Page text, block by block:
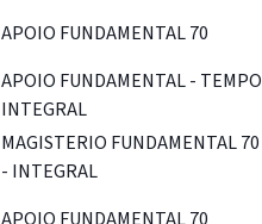
APOIO FUNDAMENTAL 70
APOIO FUNDAMENTAL - TEMPO
INTEGRAL
MAGISTERIO FUNDAMENTAL 70
- INTEGRAL